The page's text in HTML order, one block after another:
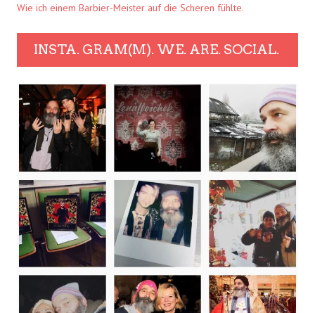
Wie ich einem Barbier-Meister auf die Scheren fühlte.
INSTA. GRAM(M). WE. ARE. SOCIAL.